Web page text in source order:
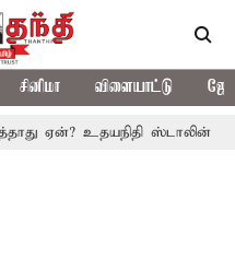
சினிமா விளையாட்டு
ஸ்டாலின் கேள்வி